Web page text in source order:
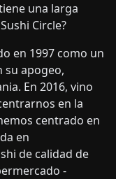
una larga
Circle?
en 1997 como un
su apogeo,
En 2016, vino
en la
centrado en
en
de calidad de
-